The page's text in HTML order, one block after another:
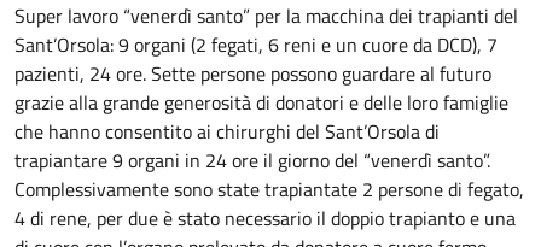
Super lavoro “venerdì santo” per la macchina dei trapianti del
Sant’Orsola: 9 organi (2 fegati, 6 reni e un cuore da DCD), 7
pazienti, 24 ore.Sette persone possono guardare al futuro
grazie alla grande generosità di donatori e delle loro famiglie
che hanno consentito ai chirurghi del Sant’Orsola di
trapiantare 9 organi in 24 ore il giorno del “venerdì santo”.
Complessivamente sono state trapiantate 2 persone di fegato,
4 di rene, per due è stato necessario il doppio trapianto e una